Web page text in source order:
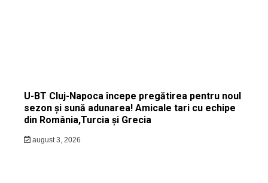
U-BT Cluj-Napoca începe pregătirea pentru noul
sezon și sună adunarea! Amicale tari cu echipe
din România,Turcia și Grecia
august 3, 2026